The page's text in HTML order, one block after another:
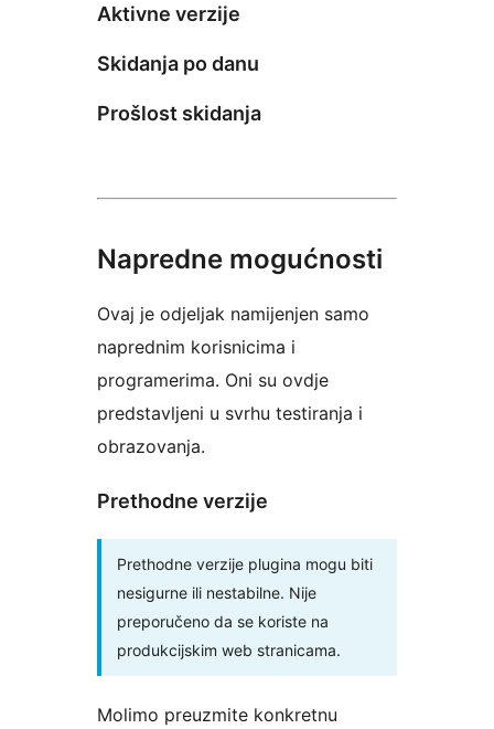
Aktivne verzije
Skidanja po danu
Prošlost skidanja
Napredne mogućnosti
Ovaj je odjeljak namijenjen samo
naprednim korisnicima i
programerima. Oni su ovdje
predstavljeni u svrhu testiranja i
obrazovanja.
Prethodne verzije
Prethodne verzije plugina mogu biti
nesigurne ili nestabilne. Nije
preporučeno da se koriste na
produkcijskim web stranicama.
Molimo preuzmite konkretnu